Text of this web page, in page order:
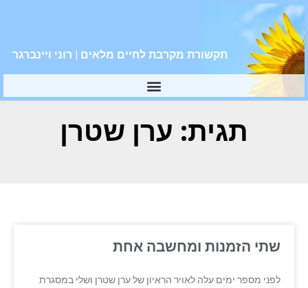
תקשורת מקרבת לחיים מלאים | רוני ויינברגר
תגית: ערן שטרן
שתי הזמנות ומחשבה אחת
לפני מספר ימים עלה לאויר הראיון של ערן שטרן ושלי במסגרת